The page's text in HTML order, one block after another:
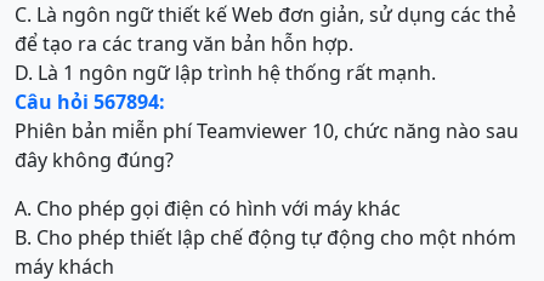
C. Là ngôn ngữ thiết kế Web đơn giản, sử dụng các thẻ
để tạo ra các trang văn bản hỗn hợp.
D. Là 1 ngôn ngữ lập trình hệ thống rất mạnh.
Câu hỏi 567894:
Phiên bản miễn phí Teamviewer 10, chức năng nào sau
đây không đúng?
A. Cho phép gọi điện có hình với máy khác
B. Cho phép thiết lập chế động tự động cho một nhóm
máy khách